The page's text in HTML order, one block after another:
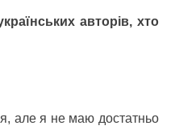
авторів, хто
але я не маю достатньо